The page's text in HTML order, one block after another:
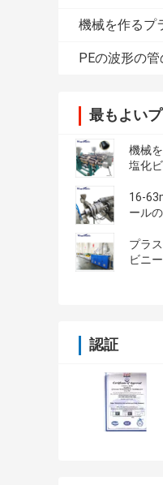
機械を作るプ
PEの波形の
最もよい
機械
塩化
16-
ール
プラ
ビニ
認証